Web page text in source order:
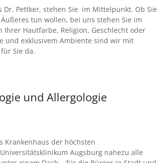
Dr. Pettker, stehen Sie im Mittelpunkt. Ob Sie
tun wollen, bei uns stehen Sie im
Hautfarbe, Religion, Geschlecht oder
und exklusivem Ambiente sind wir mit
Sie da.
und Allergologie
Krankenhaus der höchsten
Augsburg nahezu alle